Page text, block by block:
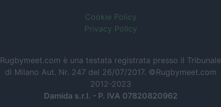
Cookie Policy
Privacy Policy
Rugbymeet.com è una testata registrata presso il Tribunale
di Milano Aut. Nr. 247 del 26/07/2017. ©Rugbymeet.com
2012-2023
Damida s.r.l. - P. IVA 07820820962